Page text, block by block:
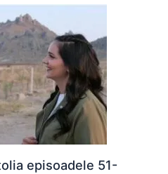
episoadele 51-